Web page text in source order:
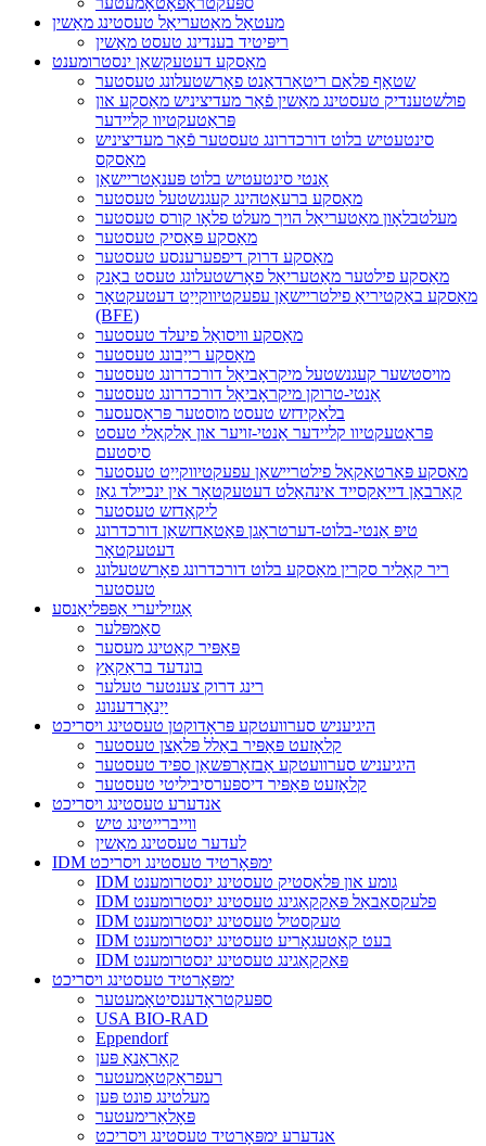
מעטאַל מאַטעריאַל טעסטינג מאַשין
ריפּיטיד בענדינג טעסט מאַשין
מאַסקע דעטעקשאַן ינסטרומענט
שטאָף פלאַם ריטאַרדאַנט פאָרשטעלונג טעסטער
פולשטענדיק טעסטינג מאַשין פֿאַר מעדיציניש מאַסקע און
פּראַטעקטיוו קליידער
סינטעטיש בלוט דורכדרונג טעסטער פֿאַר מעדיציניש
מאַסקס
אַנטי סינטעטיש בלוט פּענאַטריישאַן
מאַסקע ברעאַטהינג קעגנשטעל טעסטער
מעלטבלאָון מאַטעריאַל הויך מעלט פלאָו קורס טעסטער
מאַסקע פּאַסיק טעסטער
מאַסקע דרוק דיפפערענסע טעסטער
מאַסקע פילטער מאַטעריאַל פאָרשטעלונג טעסט באַנק
מאַסקע באַקטיריאַ פילטריישאַן עפעקטיווקייַט דעטעקטאָר
(BFE)
מאַסקע וויסואַל פיעלד טעסטער
מאַסקע רייַבונג טעסטער
מויסטשער קעגנשטעל מיקראָביאַל דורכדרונג טעסטער
אַנטי-טרוקן מיקראָביאַל דורכדרונג טעסטער
בלאַקידזש טעסט מוסטער פּראַסעסער
פּראַטעקטיוו קליידער אַנטי-זויער און אַלקאַלי טעסט
סיסטעם
מאַסקע פּאַרטאַקאַל פילטריישאַן עפעקטיווקייַט טעסטער
קאַרבאָן דייאַקסייד אינהאַלט דעטעקטאָר אין ינכיילד גאַז
ליקאַדזש טעסטער
טיפּ אַנטי-בלוט-דערטראָגן פּאַטאַדזשאַן דורכדרונג
דעטעקטאָר
ריר קאָליר סקרין מאַסקע בלוט דורכדרונג פאָרשטעלונג
טעסטער
אַגזיליערי אַפּפּליאַנסע
סאַמפּלער
פּאַפּיר קאַטינג מעסער
בונדעד בראַקאַץ
רינג דרוק צענטער טעלער
ייַנאָרדענונג
היגיעניש סערוועטקע פּראָדוקטן טעסטינג ויסריכט
קלאָזעט פּאַפּיר באַלל פּלאַצן טעסטער
היגיעניש סערוועטקע אַבזאָרפּשאַן ספּיד טעסטער
קלאָזעט פּאַפּיר דיספּערסיביליטי טעסטער
אנדערע טעסטינג ויסריכט
ווייברייטינג טיש
לעדער טעסטינג מאַשין
IDM ימפּאָרטיד טעסטינג ויסריכט
IDM גומע און פּלאַסטיק טעסטינג ינסטרומענט
IDM פלעקסאַבאַל פּאַקקאַגינג טעסטינג ינסטרומענט
IDM טעקסטיל טעסטינג ינסטרומענט
IDM בעט קאַטעגאָריע טעסטינג ינסטרומענט
IDM פּאַקקאַגינג טעסטינג ינסטרומענט
ימפּאָרטיד טעסטינג ויסריכט
ספּעקטראָדענסיטאָמעטער
USA BIO-RAD
Eppendorf
קאָראָנאַ פּען
רעפראַקטאָמעטער
מעלטינג פונט פּען
פּאָלאַרימעטער
אנדערע ימפּאָרטיד טעסטינג ויסריכט